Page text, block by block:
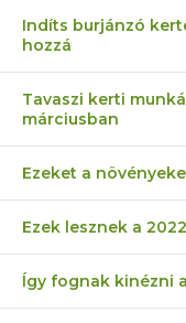
Indíts burjánzó
hozzá
Tavaszi kerti
márciusban
Ezeket a
Ezek lesznek a
Így fognak kinézni